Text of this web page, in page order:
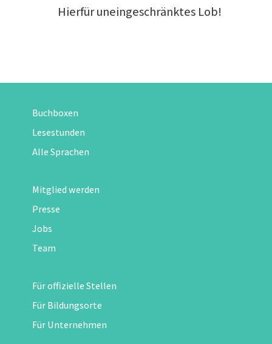
Hierfür uneingeschränktes Lob!
Buchboxen
Lesestunden
Alle Sprachen
Mitglied werden
Presse
Jobs
Team
Für offizielle Stellen
Für Bildungsorte
Für Unternehmen